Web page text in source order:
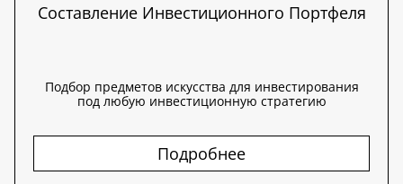
Составление Инвестиционного Портфеля
Подбор предметов искусства для инвестирования
под любую инвестиционную стратегию
Подробнее